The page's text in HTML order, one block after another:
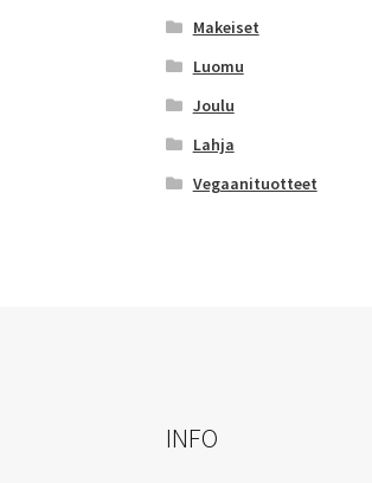
Makeiset
Luomu
Joulu
Lahja
Vegaanituotteet
INFO